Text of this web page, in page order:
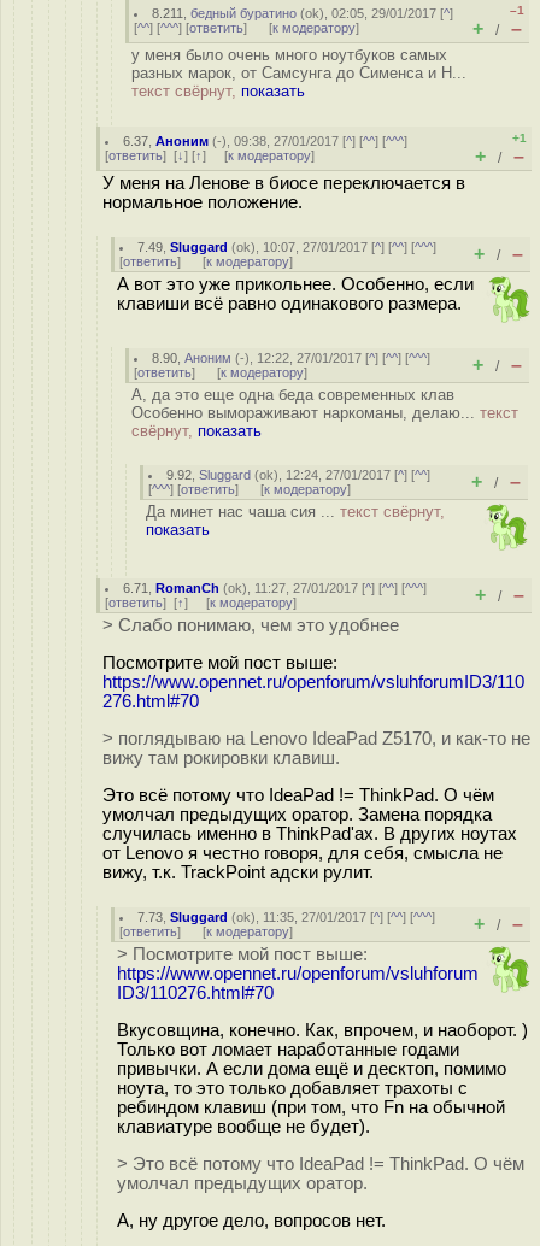
8.211 ,бедный буратино (ok), 02:05, 29/01/2017 [^]
[^^] [^^^] [ответить] [к модератору]
–1
+ / –
у меня было очень много ноутбуков самых
разных марок, от Самсунга до Сименса и Н...
текст свёрнут, показать
6.37 ,Аноним (-), 09:38, 27/01/2017 [^] [^^] [^^^]
[ответить] [↓] [↑] [к модератору]
+1
+ / –
У меня на Ленове в биосе переключается в
нормальное положение.
7.49 ,Sluggard (ok), 10:07, 27/01/2017 [^] [^^] [^^^]
[ответить] [к модератору] + / –
А вот это уже прикольнее. Особенно, если
клавиши всё равно одинакового размера.
8.90 ,Аноним (-), 12:22, 27/01/2017 [^] [^^] [^^^]
[ответить] [к модератору] + / –
А, да это еще одна беда современных клав
Особенно вымораживают наркоманы, делаю... текст
свёрнут, показать
9.92 ,Sluggard (ok), 12:24, 27/01/2017 [^] [^^]
[^^^] [ответить] [к модератору] + / –
Да минет нас чаша сия ... текст свёрнут,
показать
6.71 ,RomanCh (ok), 11:27, 27/01/2017 [^] [^^] [^^^]
[ответить] [↑] [к модератору] + / –
> Слабо понимаю, чем это удобнее
Посмотрите мой пост выше:
https://www.opennet.ru/openforum/vsluhforumID3/110
276.html#70
> поглядываю на Lenovo IdeaPad Z5170, и как-то не
вижу там рокировки клавиш.
Это всё потому что IdeaPad != ThinkPad. О чём
умолчал предыдущих оратор. Замена порядка
случилась именно в ThinkPad'ах. В других ноутах
от Lenovo я честно говоря, для себя, смысла не
вижу, т.к. TrackPoint адски рулит.
7.73 ,Sluggard (ok), 11:35, 27/01/2017 [^] [^^] [^^^]
[ответить] [к модератору] + / –
> Посмотрите мой пост выше:
https://www.opennet.ru/openforum/vsluhforum
ID3/110276.html#70
Вкусовщина, конечно. Как, впрочем, и наоборот. )
Только вот ломает наработанные годами
привычки. А если дома ещё и десктоп, помимо
ноута, то это только добавляет трахоты с
ребиндом клавиш (при том, что Fn на обычной
клавиатуре вообще не будет).
> Это всё потому что IdeaPad != ThinkPad. О чём
умолчал предыдущих оратор.
А, ну другое дело, вопросов нет.